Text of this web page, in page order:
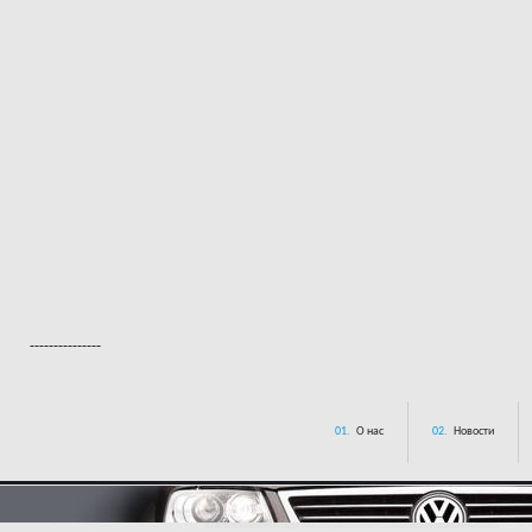
---------------
01. О нас 02. Новости